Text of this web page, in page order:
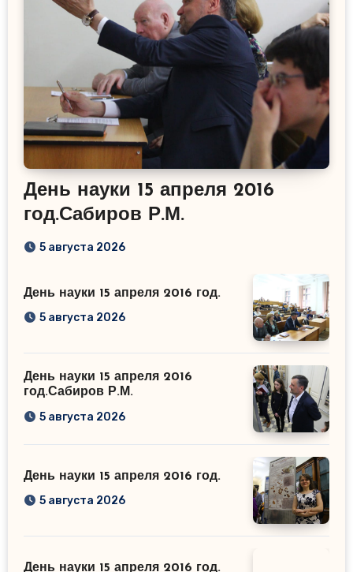
День науки 15 апреля 2016
год.Сабиров Р.М.
5 августа 2026
День науки 15 апреля 2016 год.
5 августа 2026
День науки 15 апреля 2016
год.Сабиров Р.М.
5 августа 2026
День науки 15 апреля 2016 год.
5 августа 2026
День науки 15 апреля 2016 год.